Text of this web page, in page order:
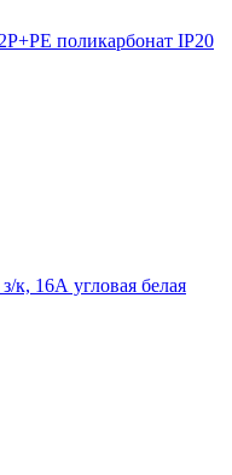
поликарбонат IP20
к, 16А угловая белая